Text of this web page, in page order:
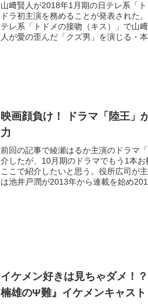
山﨑賢人が2018年1月期の日テレ系「
ドラ初主演を務めることが発表された
テレ系「トドメの接吻（キス）」で山
人が愛の歪んだ「クズ男」を演じる・
映画顔負け！ ドラマ「陸王」
力
前回の記事で綾瀬はるか主演のドラマ
介したが、10月期のドラマでもう1本
ここで紹介したいと思う。役所広司が
は池井戸潤が2013年から連載を始め
イケメン好きは見ちゃダメ！
楠雄のΨ難』イケメンキャス